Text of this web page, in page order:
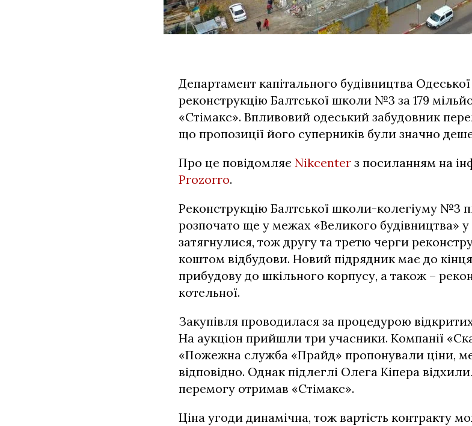
Департамент капітального будівництва
реконструкцію Балтської школи №3 за 179
«Стімакс». Впливовий одеський забудовник
що пропозиції його суперників були значно
Про це повідомляє Nikcenter з посиланням на
Prozorro.
Реконструкцію Балтської школи-колегіуму №3
розпочато ще у межах «Великого будівництва»
затягнулися, тож другу та третю черги
коштом відбудови. Новий підрядник має до
прибудову до шкільного корпусу, а також –
котельної.
Закупівля проводилася за процедурою
На аукціон прийшли три учасники. Компанії
«Пожежна служба «Прайд» пропонували ціни,
відповідно. Однак підлеглі Олега Кіпера
перемогу отримав «Стімакс».
Ціна угоди динамічна, тож вартість контракту